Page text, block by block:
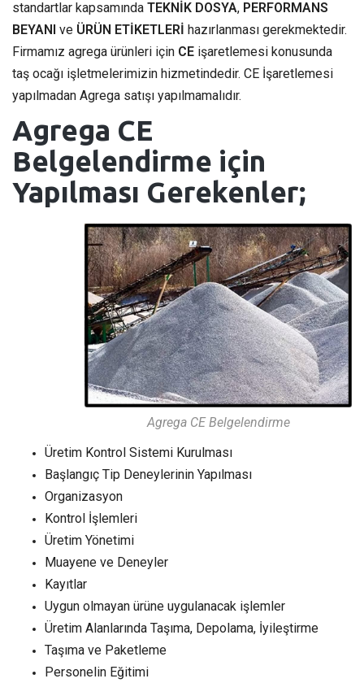
standartlar kapsamında TEKNİK DOSYA, PERFORMANS
BEYANI ve ÜRÜN ETİKETLERİ hazırlanması gerekmektedir.
Firmamız agrega ürünleri için CE işaretlemesi konusunda
taş ocağı işletmelerimizin hizmetindedir. CE İşaretlemesi
yapılmadan Agrega satışı yapılmamalıdır.
Agrega CE
Belgelendirme için
Yapılması Gerekenler;
Agrega CE Belgelendirme
Üretim Kontrol Sistemi Kurulması
Başlangıç Tip Deneylerinin Yapılması
Organizasyon
Kontrol İşlemleri
Üretim Yönetimi
Muayene ve Deneyler
Kayıtlar
Uygun olmayan ürüne uygulanacak işlemler
Üretim Alanlarında Taşıma, Depolama, İyileştirme
Taşıma ve Paketleme
Personelin Eğitimi